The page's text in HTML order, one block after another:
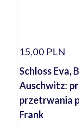
15,00 PLN
Schloss
Auschwitz:
przetrwania
Frank